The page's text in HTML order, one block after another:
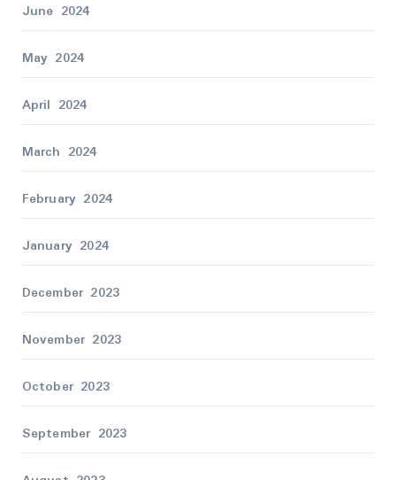
June 2024
May 2024
April 2024
March 2024
February 2024
January 2024
December 2023
November 2023
October 2023
September 2023